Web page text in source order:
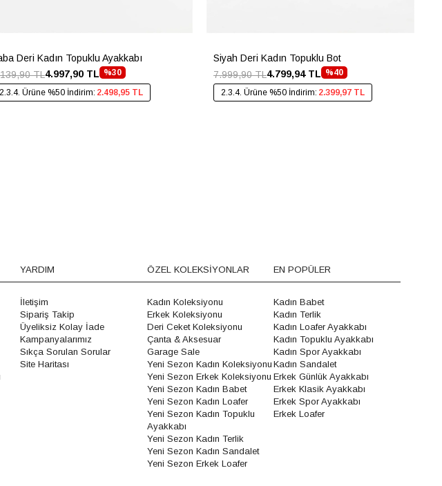
Deri Kadın Topuklu Ayakkabı
%30
4.997,90 TL
TL
2.3.4. Ürüne %50 İndirim: 2.498,95 TL
Siyah Deri Kadın Topuklu Bot
%40
4.799,94 TL
7.999,90 TL
2.3.4. Ürüne %50 İndirim: 2.399,97 TL
YARDIM
İletişim
Sipariş Takip
Üyeliksiz Kolay İade
Kampanyalarımız
Sıkça Sorulan Sorular
Site Haritası
ÖZEL KOLEKSİYONLAR
Kadın Koleksiyonu
Erkek Koleksiyonu
Deri Ceket Koleksiyonu
Çanta & Aksesuar
Garage Sale
Yeni Sezon Kadın Koleksiyonu
Yeni Sezon Erkek Koleksiyonu
Yeni Sezon Kadın Babet
Yeni Sezon Kadın Loafer
Yeni Sezon Kadın Topuklu
Ayakkabı
Yeni Sezon Kadın Terlik
Yeni Sezon Kadın Sandalet
Yeni Sezon Erkek Loafer
EN POPÜLER
Kadın Babet
Kadın Terlik
Kadın Loafer Ayakkabı
Kadın Topuklu Ayakkabı
Kadın Spor Ayakkabı
Kadın Sandalet
Erkek Günlük Ayakkabı
Erkek Klasik Ayakkabı
Erkek Spor Ayakkabı
Erkek Loafer